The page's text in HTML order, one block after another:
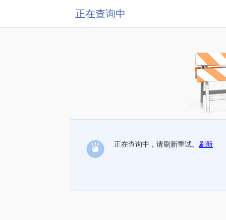
正在查询中
正在查询中，请刷新重试。 刷新